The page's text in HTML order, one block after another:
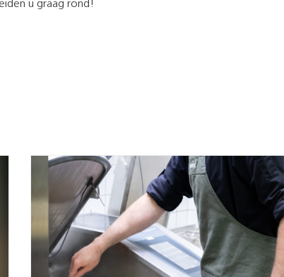
u graag rond!